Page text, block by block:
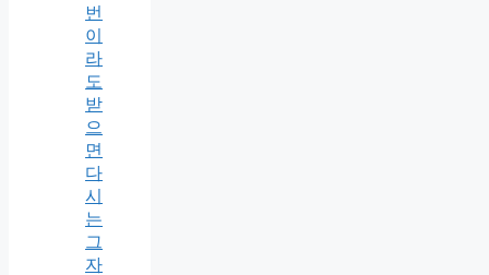
번
이
라
도
받
으
면
다
시
는
그
자